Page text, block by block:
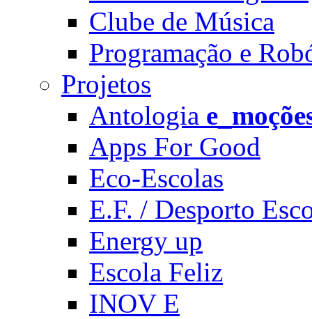
Clube de Música
Programação e
Projetos
Antologia
Apps For Good
Eco-Escolas
E.F. / Desporto
Energy up
Escola Feliz
INOV E